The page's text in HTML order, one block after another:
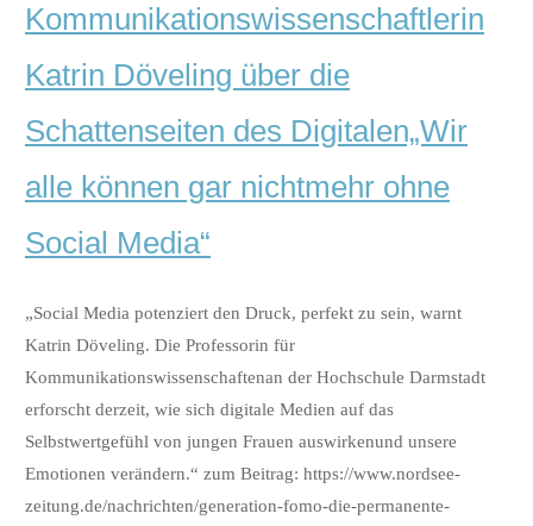
Kommunikationswissenschaftlerin
Katrin Döveling über die
Schattenseiten des Digitalen„Wir
alle können gar nichtmehr ohne
Social Media“
„Social Media potenziert den Druck, perfekt zu sein, warnt
Katrin Döveling. Die Professorin für
Kommunikationswissenschaftenan der Hochschule Darmstadt
erforscht derzeit, wie sich digitale Medien auf das
Selbstwertgefühl von jungen Frauen auswirkenund unsere
Emotionen verändern.“ zum Beitrag: https://www.nordsee-
zeitung.de/nachrichten/generation-fomo-die-permanente-